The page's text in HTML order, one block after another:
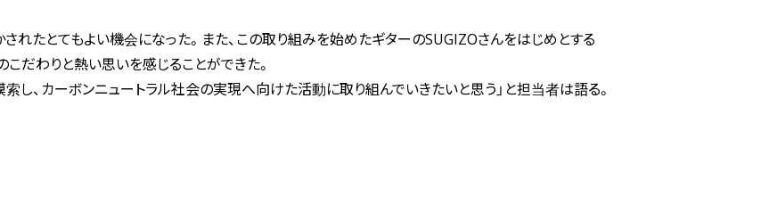
れたとてもよい機会になった。また、この取り組みを始めたギターのSUGIZOさんをはじめとする
だわりと熱い思いを感じることができた。
、カーボンニュートラル社会の実現へ向けた活動に取り組んでいきたいと思う」と担当者は語る。